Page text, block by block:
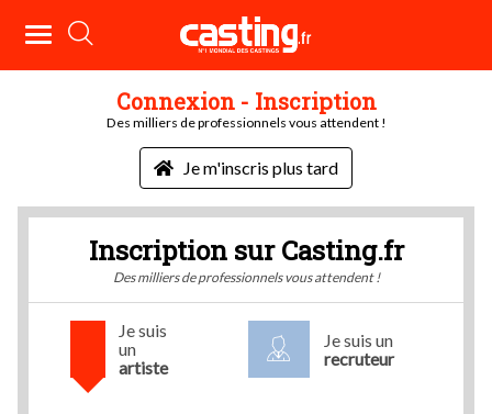
Connexion - Inscription
Des milliers de professionnels vous attendent !
Je m'inscris plus tard
Inscription sur Casting.fr
Des milliers de professionnels vous attendent !
Je suis
un
artiste
Je suis un
recruteur